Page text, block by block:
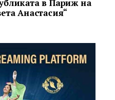
в Париж на
Анастасия“